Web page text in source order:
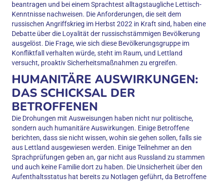
beantragen und bei einem Sprachtest alltagstaugliche Lettisch-
Kenntnisse nachweisen. Die Anforderungen, die seit dem
russischen Angriffskrieg im Herbst 2022 in Kraft sind, haben eine
Debatte über die Loyalität der russischstämmigen Bevölkerung
ausgelöst. Die Frage, wie sich diese Bevölkerungsgruppe im
Konfliktfall verhalten würde, steht im Raum, und Lettland
versucht, proaktiv Sicherheitsmaßnahmen zu ergreifen.
HUMANITÄRE AUSWIRKUNGEN:
DAS SCHICKSAL DER
BETROFFENEN
Die Drohungen mit Ausweisungen haben nicht nur politische,
sondern auch humanitäre Auswirkungen. Einige Betroffene
berichten, dass sie nicht wissen, wohin sie gehen sollen, falls sie
aus Lettland ausgewiesen werden. Einige Teilnehmer an den
Sprachprüfungen geben an, gar nicht aus Russland zu stammen
und auch keine Familie dort zu haben. Die Unsicherheit über den
Aufenthaltsstatus hat bereits zu Notlagen geführt, da Betroffene